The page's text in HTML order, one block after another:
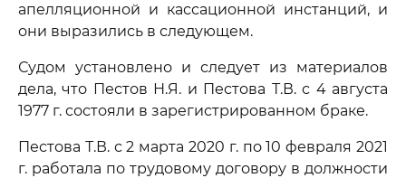
апелляционной и кассационной инстанций, и
они выразились в следующем.
Судом установлено и следует из материалов
дела, что Пестов Н.Я. и Пестова Т.В. с 4 августа
1977 г. состояли в зарегистрированном браке.
Пестова Т.В. с 2 марта 2020 г. по 10 февраля 2021
г. работала по трудовому договору в должности